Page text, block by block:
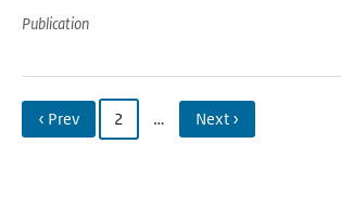
Publication
‹ Prev 2 … Next ›